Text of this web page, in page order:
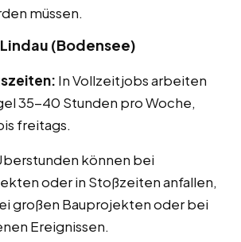
müssen.
(Bodensee)
In Vollzeitjobs arbeiten
35-40 Stunden pro Woche,
freitags.
können bei
oder in Stoßzeiten anfallen,
großen Bauprojekten oder bei
Ereignissen.